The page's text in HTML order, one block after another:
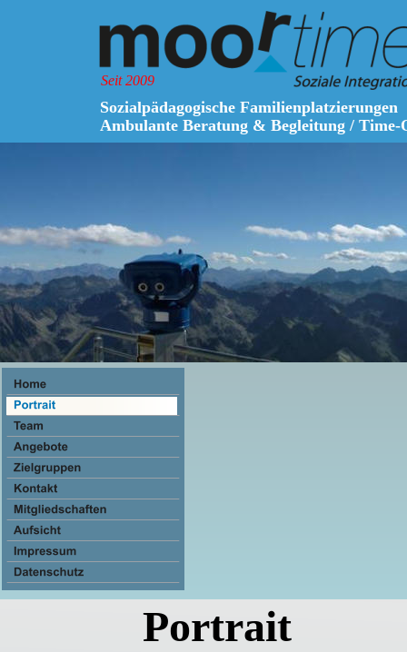
Portrait
Sozialpädagogische Familienplatzierungen
Ambulante Beratung & Begleitung / Time-
Seit 2009